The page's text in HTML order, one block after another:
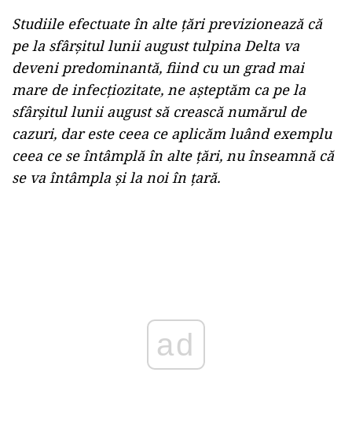
Studiile efectuate în alte țări previzionează că
pe la sfârșitul lunii august tulpina Delta va
deveni predominantă, fiind cu un grad mai
mare de infecțiozitate, ne așteptăm ca pe la
sfârșitul lunii august să crească numărul de
cazuri, dar este ceea ce aplicăm luând exemplu
ceea ce se întâmplă în alte țări, nu înseamnă că
se va întâmpla și la noi în țară.
ad